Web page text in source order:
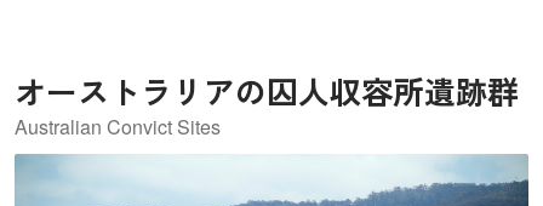
オーストラリアの囚人収容所遺跡群
Australian Convict Sites